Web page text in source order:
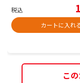
税込
カートに入れ
こ